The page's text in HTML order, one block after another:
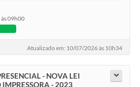
09h00
Atualizado em: 10/07/2026 às 10h34
- NOVA LEI
- 2023